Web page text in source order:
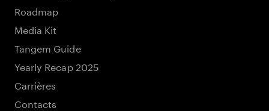
Roadmap
Media Kit
Tangem Guide
Yearly Recap 2025
Carrières
Contacts